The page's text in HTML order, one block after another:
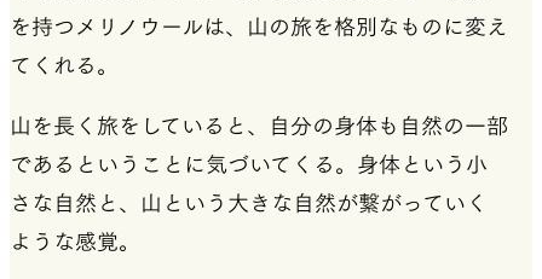
を持つメリノウールは、山の旅を格別なものに変え
てくれる。
山を長く旅をしていると、自分の身体も自然の一部
であるということに気づいてくる。身体という小
さな自然と、山という大きな自然が繋がっていく
ような感覚。